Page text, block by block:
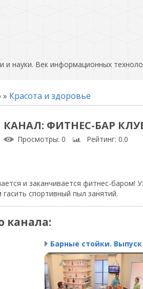
науки. Век информационных
» Красота и здоровье
КАНАЛ: ФИТНЕС-БАР
Просмотры: 0 Рейтинг: 0.0
и заканчивается фитнес-баром!
спортивный пыл занятий.
канала: